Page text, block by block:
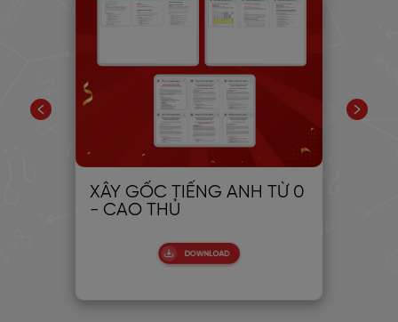
XÂY GỐC TIẾNG ANH TỪ 0
- CAO THỦ